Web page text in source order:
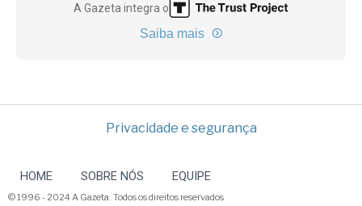
A Gazeta integra o
Saiba mais
Privacidade e segurança
HOME SOBRE NÓS EQUIPE
© 1996 - 2024 A Gazeta. Todos os direitos reservados